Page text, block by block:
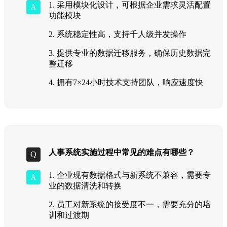
1. 采用模块化设计，可根据企业需求灵活配置
功能模块
2. 系统稳定性高，支持千人级并发操作
3. 提供专业的数据迁移服务，确保历史数据完
整迁移
4. 拥有7×24小时技术支持团队，响应速度快
人事系统实施过程中常见的难点有哪些？
1. 企业现有数据格式与新系统不兼容，需要专
业的数据清洗和转换
2. 员工对新系统的接受度不一，需要充分的培
训和过渡期